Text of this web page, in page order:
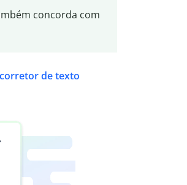
concorda com
corretor de texto